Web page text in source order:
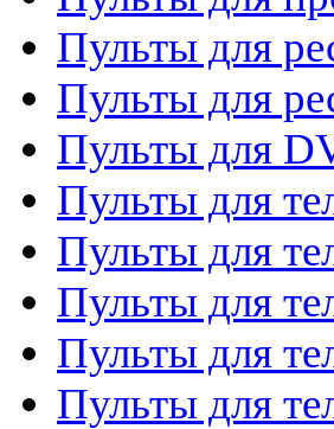
Пульты для
Пульты для
Пульты для
Пульты для
Пульты для
Пульты для
Пульты для
Пульты для